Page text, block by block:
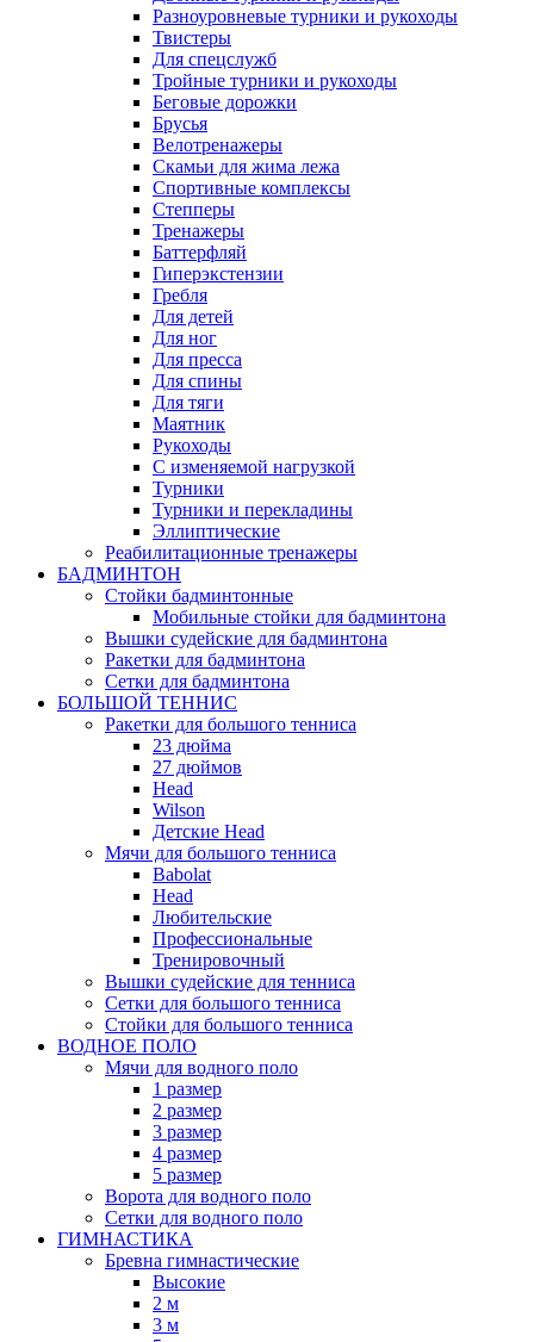
Разноуровневые турники и рукоходы
Твистеры
Для спецслужб
Тройные турники и рукоходы
Беговые дорожки
Брусья
Велотренажеры
Скамьи для жима лежа
Спортивные комплексы
Степперы
Тренажеры
Баттерфляй
Гиперэкстензии
Гребля
Для детей
Для ног
Для пресса
Для спины
Для тяги
Маятник
Рукоходы
С изменяемой нагрузкой
Турники
Турники и перекладины
Эллиптические
Реабилитационные тренажеры
БАДМИНТОН
Стойки бадминтонные
Мобильные стойки для бадминтона
Вышки судейские для бадминтона
Ракетки для бадминтона
Сетки для бадминтона
БОЛЬШОЙ ТЕННИС
Ракетки для большого тенниса
23 дюйма
27 дюймов
Head
Wilson
Детские Head
Мячи для большого тенниса
Babolat
Head
Любительские
Профессиональные
Тренировочный
Вышки судейские для тенниса
Сетки для большого тенниса
Стойки для большого тенниса
ВОДНОЕ ПОЛО
Мячи для водного поло
1 размер
2 размер
3 размер
4 размер
5 размер
Ворота для водного поло
Сетки для водного поло
ГИМНАСТИКА
Бревна гимнастические
Высокие
2 м
3 м